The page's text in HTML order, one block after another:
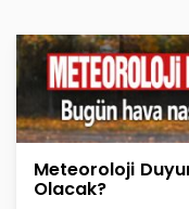
Meteoroloji
Olacak?